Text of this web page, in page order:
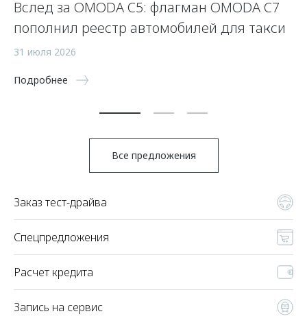
Вслед за OMODA C5: флагман OMODA C7
пополнил реестр автомобилей для такси
31 июля 2026
Подробнее
Все предложения
Заказ тест-драйва
Спецпредложения
Расчет кредита
Запись на сервис